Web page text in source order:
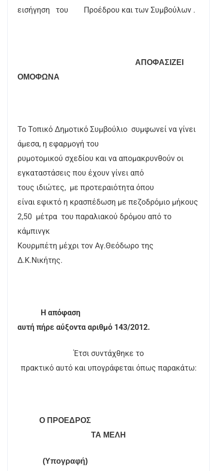
εισήγηση του Προέδρου και των Συμβούλων .
ΑΠΟΦΑΣΙΖΕΙ
ΟΜΟΦΩΝΑ
Το Τοπικό Δημοτικό Συμβούλιο συμφωνεί να γίνει
άμεσα, η εφαρμογή του
ρυμοτομικού σχεδίου και να απομακρυνθούν οι
εγκαταστάσεις που έχουν γίνει από
τους ιδιώτες, με προτεραιότητα όπου
είναι εφικτό η κρασπέδωση με πεζοδρόμιο μήκους
2,50 μέτρα του παραλιακού δρόμου από το
κάμπινγκ
Κουρμπέτη μέχρι τον Αγ.Θεόδωρο της
Δ.Κ.Νικήτης.
Η απόφαση
αυτή πήρε αύξοντα αριθμό 143/2012.
Έτσι συντάχθηκε το
πρακτικό αυτό και υπογράφεται όπως παρακάτω:
Ο ΠΡΟΕΔΡΟΣ
ΤΑ ΜΕΛΗ
(Υπογραφή)